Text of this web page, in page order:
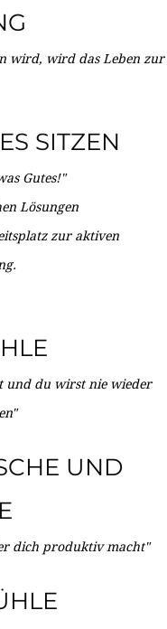
wird, wird das Leben zur
SITZEN
Gutes!"
Lösungen
zur aktiven
und du wirst nie wieder
UND
dich produktiv macht"